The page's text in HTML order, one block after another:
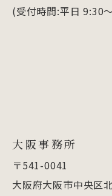
(受付時間:平日 9:30
大阪事務所
〒541-0041
大阪府大阪市中央区